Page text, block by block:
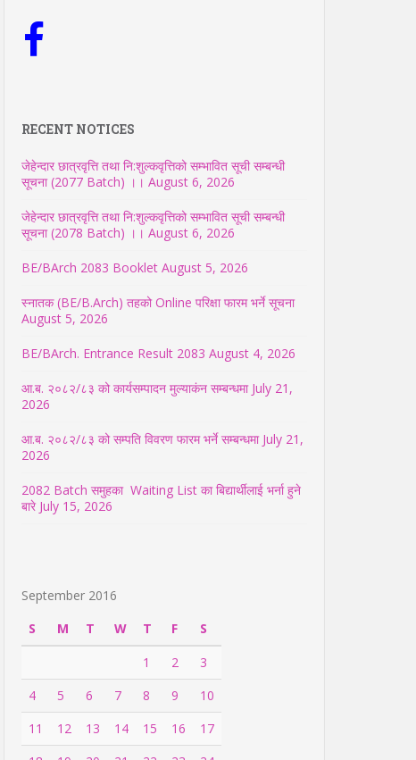
RECENT NOTICES
जेहेन्दार छात्रवृत्ति तथा नि:शुल्कवृत्तिको सम्भावित सूची सम्बन्धी
सूचना (2077 Batch) ।। August 6, 2026
जेहेन्दार छात्रवृत्ति तथा नि:शुल्कवृत्तिको सम्भावित सूची सम्बन्धी
सूचना (2078 Batch) ।। August 6, 2026
BE/BArch 2083 Booklet August 5, 2026
स्नातक (BE/B.Arch) तहको Online परिक्षा फारम भर्ने सूचना
August 5, 2026
BE/BArch. Entrance Result 2083 August 4, 2026
आ.ब. २०८२/८३ को कार्यसम्पादन मुल्याकंन सम्बन्धमा July 21,
2026
आ.ब. २०८२/८३ को सम्पति विवरण फारम भर्ने सम्बन्धमा July 21,
2026
2082 Batch समुहका Waiting List का बिद्यार्थीलाई भर्ना हुने
बारे July 15, 2026
September 2016
S
M T W T F
S
1
2
3
4
5 6 7 8 9
10
11
12 13 14 15 16
17